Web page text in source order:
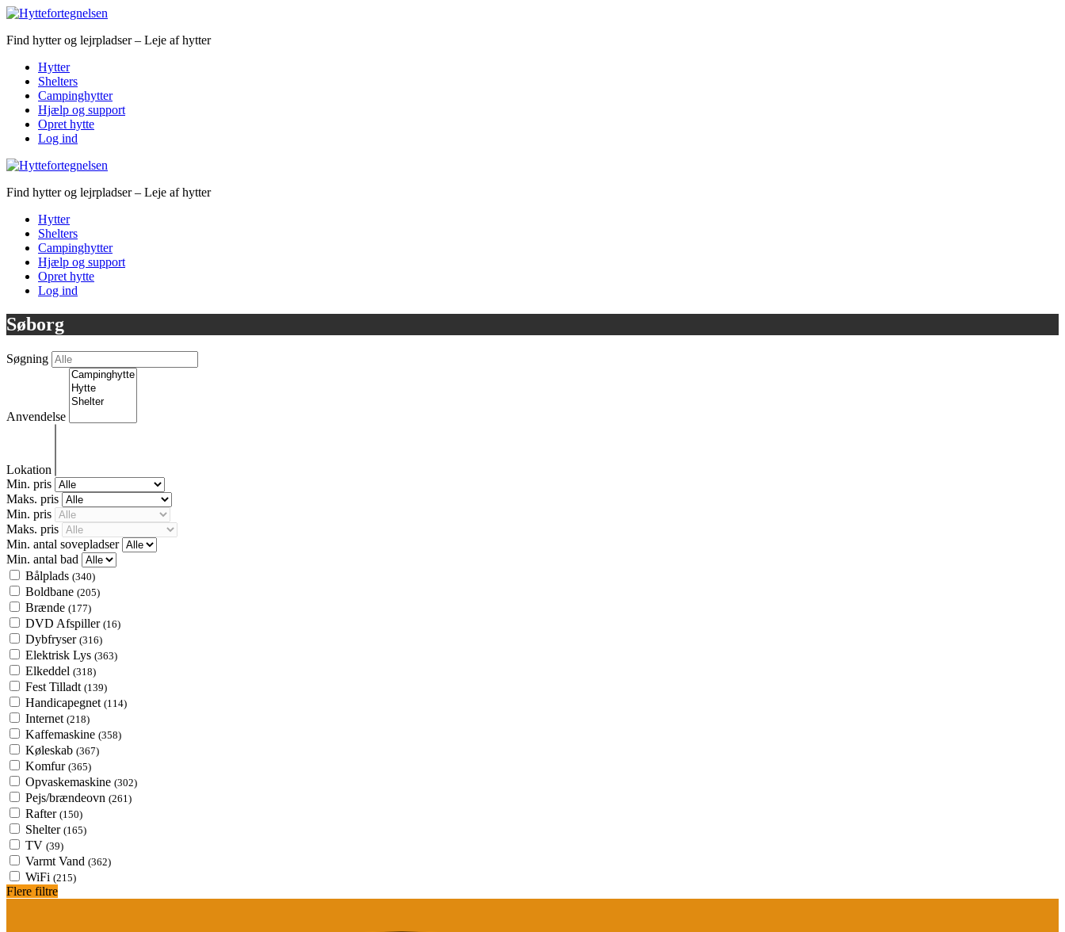
Find hytter og lejrpladser – Leje af hytter
Hytter
Shelters
Campinghytter
Hjælp og support
Opret hytte
Log ind
Find hytter og lejrpladser – Leje af hytter
Hytter
Shelters
Campinghytter
Hjælp og support
Opret hytte
Log ind
Søborg
Søgning
Anvendelse
Lokation
Min. pris
Maks. pris
Min. pris
Maks. pris
Min. antal sovepladser
Min. antal bad
Bålplads (340)
Boldbane (205)
Brænde (177)
DVD Afspiller (16)
Dybfryser (316)
Elektrisk Lys (363)
Elkeddel (318)
Fest Tilladt (139)
Handicapegnet (114)
Internet (218)
Kaffemaskine (358)
Køleskab (367)
Komfur (365)
Opvaskemaskine (302)
Pejs/brændeovn (261)
Rafter (150)
Shelter (165)
TV (39)
Varmt Vand (362)
WiFi (215)
Flere filtre